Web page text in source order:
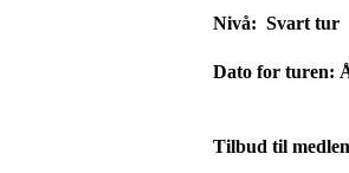
Nivå: Svart tur
Dato for turen:
Tilbud til